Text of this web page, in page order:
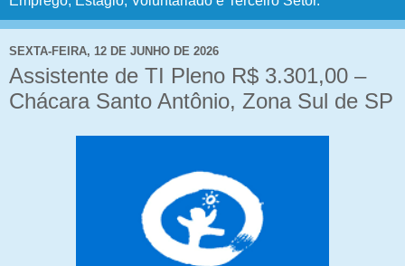
SEXTA-FEIRA, 12 DE JUNHO DE 2026
Assistente de TI Pleno R$ 3.301,00 –
Chácara Santo Antônio, Zona Sul de SP